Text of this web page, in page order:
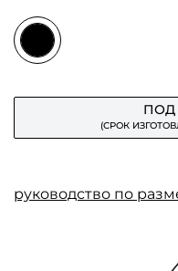
ПОД
(СРОК
руководство по